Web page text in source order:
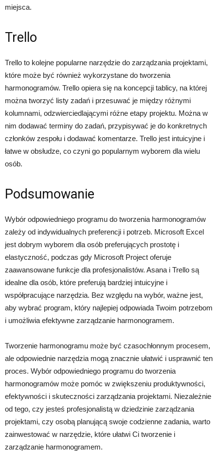
miejsca.
Trello
Trello to kolejne popularne narzędzie do zarządzania projektami,
które może być również wykorzystane do tworzenia
harmonogramów. Trello opiera się na koncepcji tablicy, na której
można tworzyć listy zadań i przesuwać je między różnymi
kolumnami, odzwierciedlającymi różne etapy projektu. Można w
nim dodawać terminy do zadań, przypisywać je do konkretnych
członków zespołu i dodawać komentarze. Trello jest intuicyjne i
łatwe w obsłudze, co czyni go popularnym wyborem dla wielu
osób.
Podsumowanie
Wybór odpowiedniego programu do tworzenia harmonogramów
zależy od indywidualnych preferencji i potrzeb. Microsoft Excel
jest dobrym wyborem dla osób preferujących prostotę i
elastyczność, podczas gdy Microsoft Project oferuje
zaawansowane funkcje dla profesjonalistów. Asana i Trello są
idealne dla osób, które preferują bardziej intuicyjne i
współpracujące narzędzia. Bez względu na wybór, ważne jest,
aby wybrać program, który najlepiej odpowiada Twoim potrzebom
i umożliwia efektywne zarządzanie harmonogramem.
Tworzenie harmonogramu może być czasochłonnym procesem,
ale odpowiednie narzędzia mogą znacznie ułatwić i usprawnić ten
proces. Wybór odpowiedniego programu do tworzenia
harmonogramów może pomóc w zwiększeniu produktywności,
efektywności i skuteczności zarządzania projektami. Niezależnie
od tego, czy jesteś profesjonalistą w dziedzinie zarządzania
projektami, czy osobą planującą swoje codzienne zadania, warto
zainwestować w narzędzie, które ułatwi Ci tworzenie i
zarządzanie harmonogramem.